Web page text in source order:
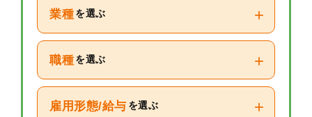
業種 を選ぶ +
職種 を選ぶ +
雇用形態/給与 を選ぶ +